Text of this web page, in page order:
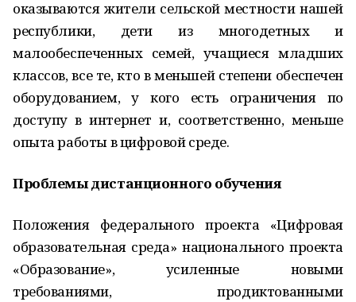
оказываются жители сельской местности нашей
республики, дети из многодетных и
малообеспеченных семей, учащиеся младших
классов, все те, кто в меньшей степени обеспечен
оборудованием, у кого есть ограничения по
доступу в интернет и, соответственно, меньше
опыта работы в цифровой среде.
Проблемы дистанционного обучения
Положения федерального проекта «Цифровая
образовательная среда» национального проекта
«Образование», усиленные новыми
требованиями, продиктованными